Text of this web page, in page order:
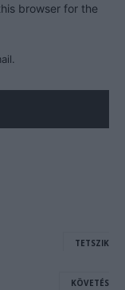
browser for the
TETSZIK
KÖVETÉS